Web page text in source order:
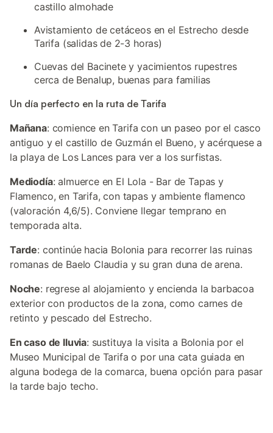
castillo almohade
Avistamiento de cetáceos en el Estrecho desde
Tarifa (salidas de 2-3 horas)
Cuevas del Bacinete y yacimientos rupestres
cerca de Benalup, buenas para familias
Un día perfecto en la ruta de Tarifa
Mañana: comience en Tarifa con un paseo por el casco
antiguo y el castillo de Guzmán el Bueno, y acérquese a
la playa de Los Lances para ver a los surfistas.
Mediodía: almuerce en El Lola - Bar de Tapas y
Flamenco, en Tarifa, con tapas y ambiente flamenco
(valoración 4,6/5). Conviene llegar temprano en
temporada alta.
Tarde: continúe hacia Bolonia para recorrer las ruinas
romanas de Baelo Claudia y su gran duna de arena.
Noche: regrese al alojamiento y encienda la barbacoa
exterior con productos de la zona, como carnes de
retinto y pescado del Estrecho.
En caso de lluvia: sustituya la visita a Bolonia por el
Museo Municipal de Tarifa o por una cata guiada en
alguna bodega de la comarca, buena opción para pasar
la tarde bajo techo.